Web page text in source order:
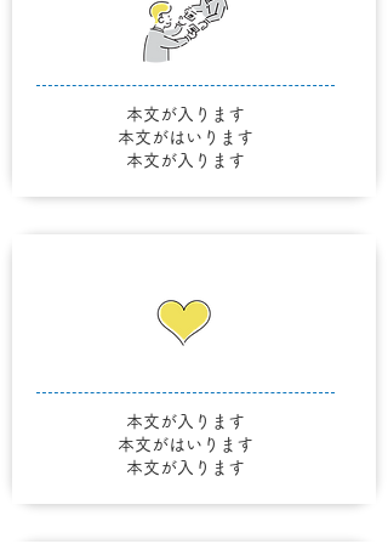
本文が入ります
本文がはいります
本文が入ります
本文が入ります
本文がはいります
本文が入ります